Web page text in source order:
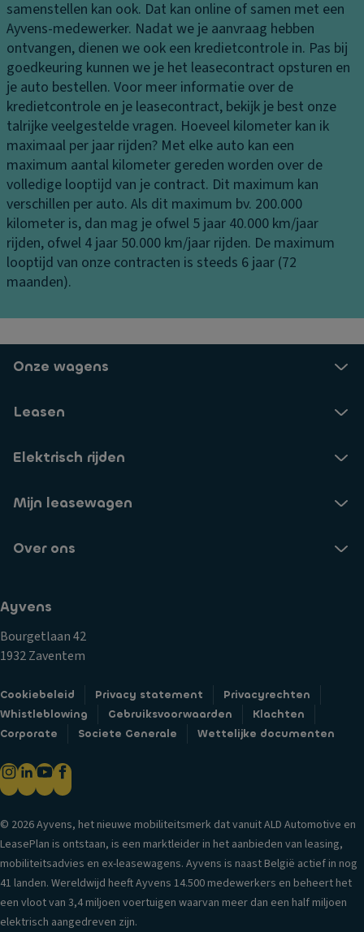
n
g
M
is
tl
a
m
p
e
n
v
o
o
ra
n
V
er
h
n
a
bi
a
gl
ic
t
G
o
r
di
jn
ai
rb
a
g
C
e
p
L
u
x
e-
af
w
er
ki
n
g
B
a
n
e
L
a
kr
in
e
e
k
er
o
u
d
s
V
n
til
a
ti
e
ni
s
c
h
e
tr
a
ct
ie
c
o
n
tr
ol
e
n
s
is
e
t
a
lit
c
o
n
ol
e
V
si
e-
f
o
r
m
a
samenstellen kan ook. Dat kan online of samen met een
Ayvens-medewerker. Nadat we je aanvraag hebben
ontvangen, dienen we ook een kredietcontrole in. Pas bij
goedkeuring kunnen we je het leasecontract opsturen en
je auto bestellen. Voor meer informatie over de
kredietcontrole en je leasecontract, bekijk je best onze
talrijke veelgestelde vragen. Hoeveel kilometer kan ik
maximaal per jaar rijden? Met elke auto kan een
maximum aantal kilometer gereden worden over de
volledige looptijd van je contract. Dit maximum kan
verschillen per auto. Als dit maximum bv. 200.000
kilometer is, dan mag je ofwel 5 jaar 40.000 km/jaar
rijden, ofwel 4 jaar 50.000 km/jaar rijden. De maximum
looptijd van onze contracten is steeds 6 jaar (72
maanden).
Onze wagens
Leasen
Elektrisch rijden
Mijn leasewagen
Over ons
Ayvens
Bourgetlaan 42
1932 Zaventem
Cookiebeleid Privacy statement
Privacyrechten
Whistleblowing
Gebruiksvoorwaarden
Klachten
Corporate
Societe Generale Wettelijke documenten
© 2026 Ayvens, het nieuwe mobiliteitsmerk dat vanuit ALD Automotive en
LeasePlan is ontstaan, is een marktleider in het aanbieden van leasing,
mobiliteitsadvies en ex-leasewagens. Ayvens is naast België actief in nog
41 landen. Wereldwijd heeft Ayvens 14.500 medewerkers en beheert het
een vloot van 3,4 miljoen voertuigen waarvan meer dan een half miljoen
elektrisch aangedreven zijn.